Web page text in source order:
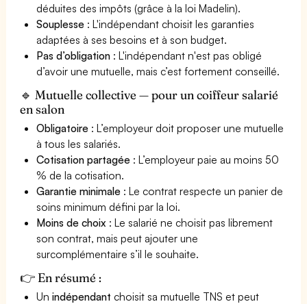
déduites des impôts (grâce à la loi Madelin).
Souplesse : L'indépendant choisit les garanties
adaptées à ses besoins et à son budget.
Pas d’obligation : L'indépendant n'est pas obligé
d’avoir une mutuelle, mais c’est fortement conseillé.
🔹 Mutuelle collective — pour un coiffeur salarié
en salon
Obligatoire : L’employeur doit proposer une mutuelle
à tous les salariés.
Cotisation partagée : L’employeur paie au moins 50
% de la cotisation.
Garantie minimale : Le contrat respecte un panier de
soins minimum défini par la loi.
Moins de choix : Le salarié ne choisit pas librement
son contrat, mais peut ajouter une
surcomplémentaire s’il le souhaite.
👉 En résumé :
Unindépendant choisit sa mutuelle TNS et peut